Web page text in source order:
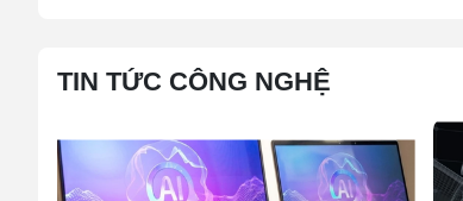
Khi kết hợp cùng GPU NVIDIA GeForce
laptop vừa có thể xử lý đồ họa mượt mà,
TIN TỨC CÔNG NGHỆ